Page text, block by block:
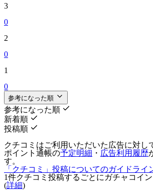
3
0
2
0
1
0
参考になった順
参考になった順
新着順
投稿順
クチコミはご利用いただいた広告に対し
ポイント通帳の予定明細 ・ 広告利用履歴
す。
「クチコミ」投稿についてのガイドライ
1件クチコミ投稿するごとに ガチャコイ
(詳細)